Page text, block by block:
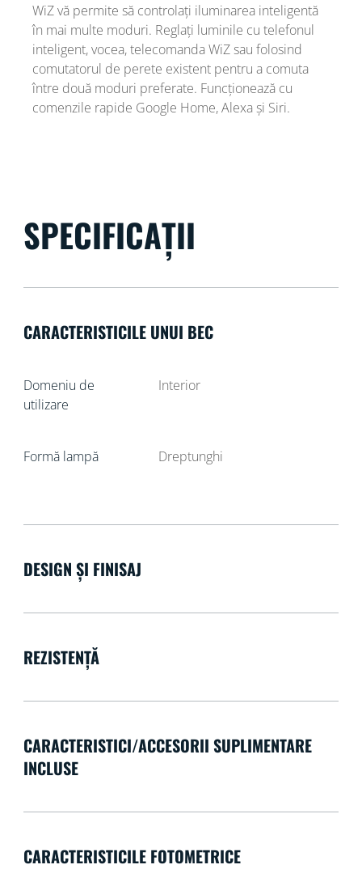
WiZ vă permite să controlați iluminarea inteligentă
în mai multe moduri. Reglați luminile cu telefonul
inteligent, vocea, telecomanda WiZ sau folosind
comutatorul de perete existent pentru a comuta
între două moduri preferate. Funcționează cu
comenzile rapide Google Home, Alexa și Siri.
SPECIFICAȚII
CARACTERISTICILE UNUI BEC
Domeniu de
utilizare
Interior
Formă lampă Dreptunghi
DESIGN ȘI FINISAJ
REZISTENȚĂ
CARACTERISTICI/ACCESORII SUPLIMENTARE
INCLUSE
CARACTERISTICILE FOTOMETRICE